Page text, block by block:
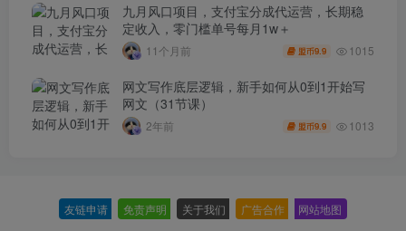
九月风口项目，支付宝分成代运营，长期稳
定收入，零门槛单号每月1w＋
11个月前 盟币9.9 1015
网文写作底层逻辑，新手如何从0到1开始写
网文（31节课）
2年前 盟币9.9 1013
友链申请 免责声明 关于我们 广告合作 网站地图